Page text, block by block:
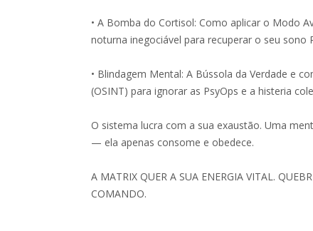
• A Bomba do Cortisol: Como aplicar o Modo
noturna inegociável para recuperar o seu sono
• Blindagem Mental: A Bússola da Verdade e
(OSINT) para ignorar as PsyOps e a histeria
O sistema lucra com a sua exaustão. Uma
— ela apenas consome e obedece.
A MATRIX QUER A SUA ENERGIA VITAL.
COMANDO.